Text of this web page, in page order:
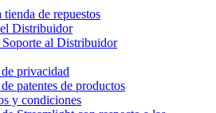
de repuestos
Distribuidor
Soporte al Distribuidor
privacidad
patentes de productos
y condiciones